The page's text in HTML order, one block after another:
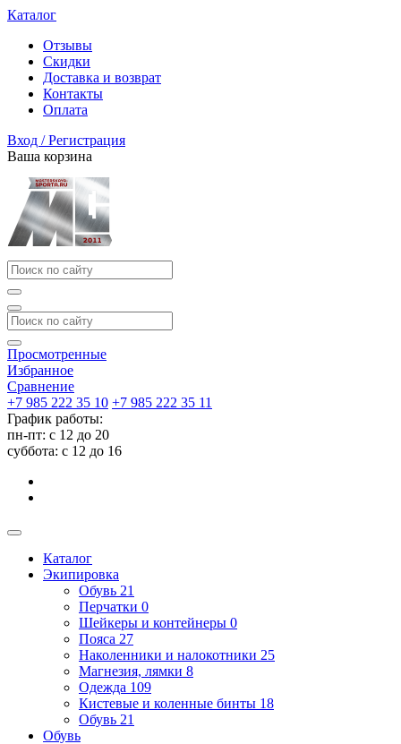
Каталог
Отзывы
Скидки
Доставка и возврат
Контакты
Оплата
Вход / Регистрация
Ваша корзина
Просмотренные
Избранное
Сравнение
+7 985 222 35 10 +7 985 222 35 11
График работы:
пн-пт: с 12 до 20
суббота: c 12 до 16
Каталог
Экипировка
Обувь 21
Перчатки 0
Шейкеры и контейнеры 0
Пояса 27
Наколенники и налокотники 25
Магнезия, лямки 8
Одежда 109
Кистевые и коленные бинты 18
Обувь 21
Обувь